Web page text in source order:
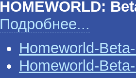
HOMEWORLD:
Подробнее...
Homeworld-
Homeworld-